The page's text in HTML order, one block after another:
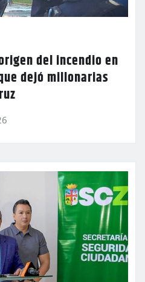
del incendio en
dejó millonarias